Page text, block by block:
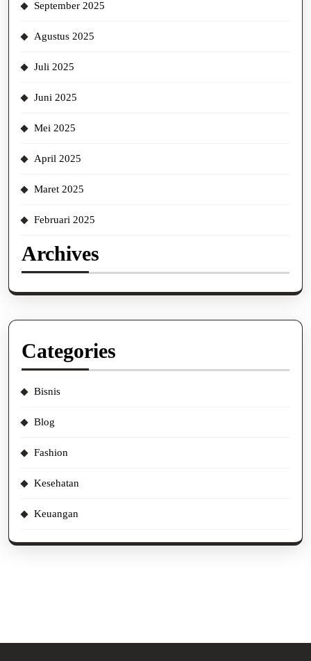
September 2025
Agustus 2025
Juli 2025
Juni 2025
Mei 2025
April 2025
Maret 2025
Februari 2025
Archives
Categories
Bisnis
Blog
Fashion
Kesehatan
Keuangan